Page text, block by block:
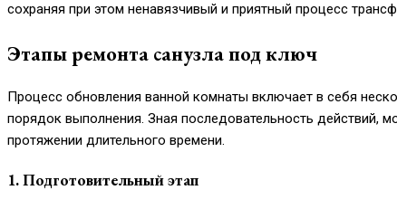
сохраняя при этом ненавязчивый и приятный процесс
Этапы ремонта санузла под ключ
Процесс обновления ванной комнаты включает в себя
порядок выполнения. Зная последовательность действий,
протяжении длительного времени.
1. Подготовительный этап